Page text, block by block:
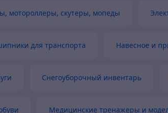
мотороллеры, скутеры, мопеды
для транспорта Навесное и
Снегоуборочный инвентарь
Медицинские тренажеры и